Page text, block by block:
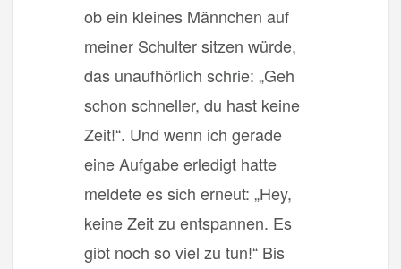
ob ein kleines Männchen auf
meiner Schulter sitzen würde,
das unaufhörlich schrie: „Geh
schon schneller, du hast keine
Zeit!“. Und wenn ich gerade
eine Aufgabe erledigt hatte
meldete es sich erneut: „Hey,
keine Zeit zu entspannen. Es
gibt noch so viel zu tun!“ Bis